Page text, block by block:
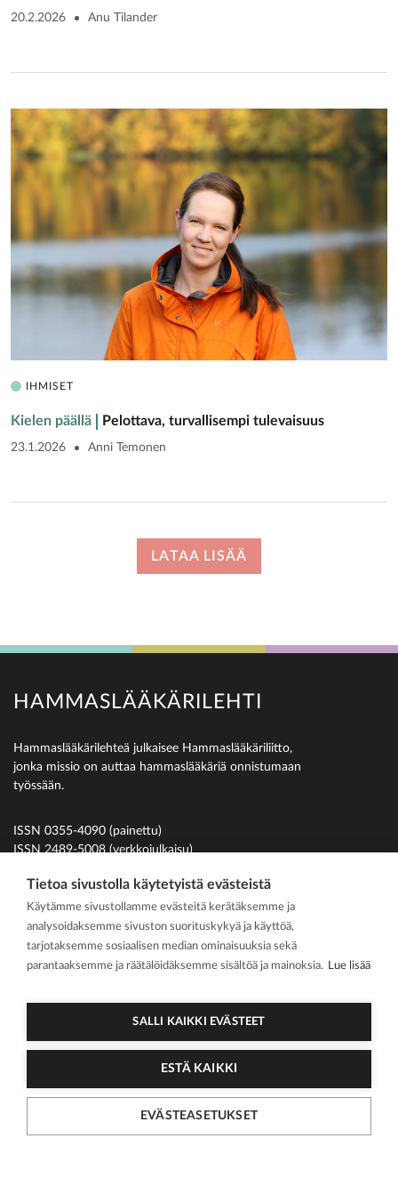
20.2.2026 Anu Tilander
IHMISET
Kielen päällä Pelottava, turvallisempi tulevaisuus
23.1.2026 Anni Temonen
LATAA LISÄÄ
HAMMASLÄÄKÄRILEHTI
Hammaslääkärilehteä julkaisee Hammaslääkäriliitto,
jonka missio on auttaa hammaslääkäriä onnistumaan
työssään.
ISSN 0355-4090 (painettu)
ISSN 2489-5008 (verkkojulkaisu)
Tiede
Uutiset
Mediakortti
Ota yhteyttä
Suomen Hammaslääkäriliitto
Tietoa sivustolla käytetyistä evästeistä
Käytämme sivustollamme evästeitä kerätäksemme ja
analysoidaksemme sivuston suorituskykyä ja käyttöä,
tarjotaksemme sosiaalisen median ominaisuuksia sekä
parantaaksemme ja räätälöidäksemme sisältöä ja mainoksia. Lue lisää
SALLI KAIKKI EVÄSTEET
ESTÄ KAIKKI
EVÄSTEASETUKSET